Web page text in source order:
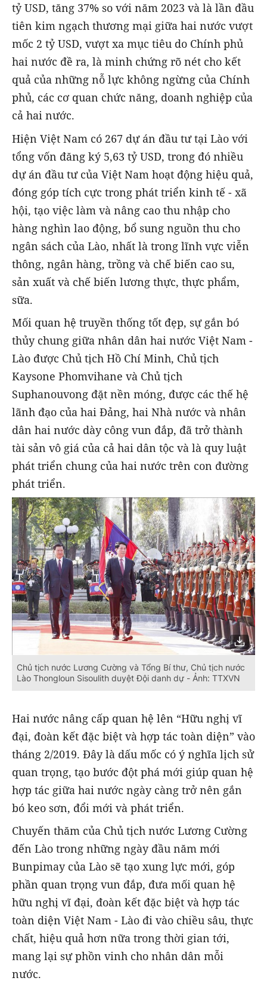
tỷ USD, tăng 37% so với năm 2023 và là lần đầu
tiên kim ngạch thương mại giữa hai nước vượt
mốc 2 tỷ USD, vượt xa mục tiêu do Chính phủ
hai nước đề ra, là minh chứng rõ nét cho kết
quả của những nỗ lực không ngừng của Chính
phủ, các cơ quan chức năng, doanh nghiệp của
cả hai nước.
Hiện Việt Nam có 267 dự án đầu tư tại Lào với
tổng vốn đăng ký 5,63 tỷ USD, trong đó nhiều
dự án đầu tư của Việt Nam hoạt động hiệu quả,
đóng góp tích cực trong phát triển kinh tế - xã
hội, tạo việc làm và nâng cao thu nhập cho
hàng nghìn lao động, bổ sung nguồn thu cho
ngân sách của Lào, nhất là trong lĩnh vực viễn
thông, ngân hàng, trồng và chế biến cao su,
sản xuất và chế biến lương thực, thực phẩm,
sữa.
Mối quan hệ truyền thống tốt đẹp, sự gắn bó
thủy chung giữa nhân dân hai nước Việt Nam -
Lào được Chủ tịch Hồ Chí Minh, Chủ tịch
Kaysone Phomvihane và Chủ tịch
Suphanouvong đặt nền móng, được các thế hệ
lãnh đạo của hai Đảng, hai Nhà nước và nhân
dân hai nước dày công vun đắp, đã trở thành
tài sản vô giá của cả hai dân tộc và là quy luật
phát triển chung của hai nước trên con đường
phát triển.
Chủ tịch nước Lương Cường và Tổng Bí thư, Chủ tịch nước
Lào Thongloun Sisoulith duyệt Đội danh dự - Ảnh: TTXVN
Hai nước nâng cấp quan hệ lên “Hữu nghị vĩ
đại, đoàn kết đặc biệt và hợp tác toàn diện” vào
tháng 2/2019. Đây là dấu mốc có ý nghĩa lịch sử
quan trọng, tạo bước đột phá mới giúp quan hệ
hợp tác giữa hai nước ngày càng trở nên gắn
bó keo sơn, đổi mới và phát triển.
Chuyến thăm của Chủ tịch nước Lương Cường
đến Lào trong những ngày đầu năm mới
Bunpimay của Lào sẽ tạo xung lực mới, góp
phần quan trọng vun đắp, đưa mối quan hệ
hữu nghị vĩ đại, đoàn kết đặc biệt và hợp tác
toàn diện Việt Nam - Lào đi vào chiều sâu, thực
chất, hiệu quả hơn nữa trong thời gian tới,
mang lại sự phồn vinh cho nhân dân mỗi
nước.